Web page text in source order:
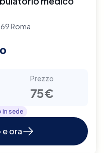
Roma
Prezzo
75€
in sede
ora